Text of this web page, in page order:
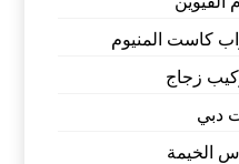
كاست المنيوم
زجاج
دبي
الخيمة